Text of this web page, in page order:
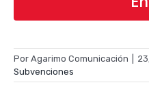
Por Agarimo Comunicación
Subvenciones